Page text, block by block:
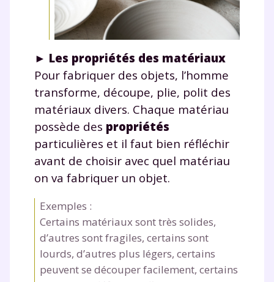
► Les propriétés des matériaux
Pour fabriquer des objets, l’homme
transforme, découpe, plie, polit des
matériaux divers. Chaque matériau
possède des propriétés
particulières et il faut bien réfléchir
avant de choisir avec quel matériau
on va fabriquer un objet.
Exemples :
Certains matériaux sont très solides,
d’autres sont fragiles, certains sont
lourds, d’autres plus légers, certains
peuvent se découper facilement, certains